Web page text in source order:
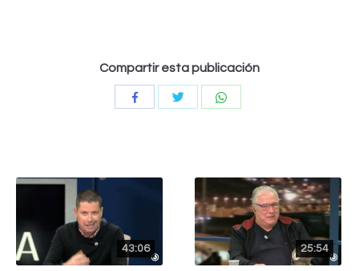
Compartir esta publicación
CompartirCompartir
43:06 25:54